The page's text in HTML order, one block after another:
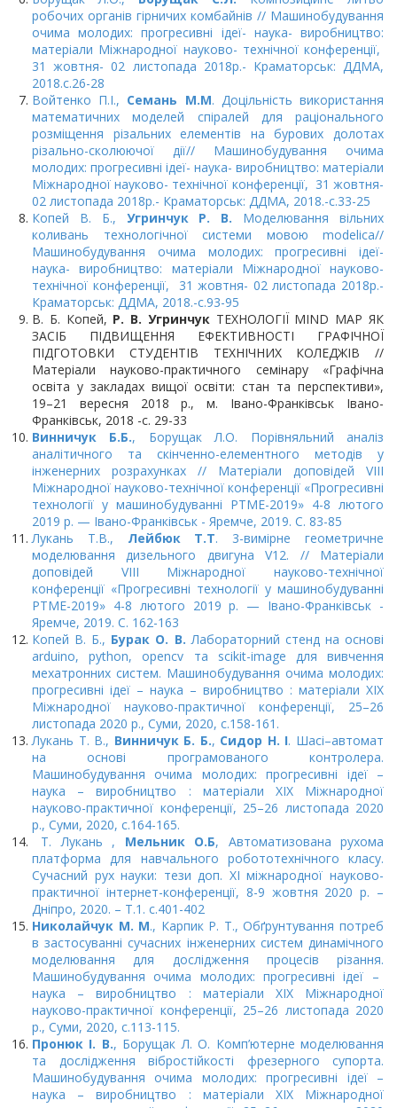
робочих органів гірничих комбайнів // Машинобудування
очима молодих: прогресивні ідеї- наука- виробництво:
матеріали Міжнародної науково- технічної конференції,
31 жовтня- 02 листопада 2018р.- Краматорськ: ДДМА,
2018.с.26-28
Войтенко П.І., Семань М.М. Доцільність використання
математичних моделей спіралей для раціонального
розміщення різальних елементів на бурових долотах
різально-сколюючої дії// Машинобудування очима
молодих: прогресивні ідеї- наука- виробництво: матеріали
Міжнародної науково- технічної конференції, 31 жовтня-
02 листопада 2018р.- Краматорськ: ДДМА, 2018.-с.33-25
Копей В. Б., Угринчук Р. В. Моделювання вільних
коливань технологічної системи мовою modelica//
Машинобудування очима молодих: прогресивні ідеї-
наука- виробництво: матеріали Міжнародної науково-
технічної конференції, 31 жовтня- 02 листопада 2018р.-
Краматорськ: ДДМА, 2018.-с.93-95
В. Б. Копей, Р. В. УгринчукТЕХНОЛОГІЇ MIND MAP ЯК
ЗАСІБ ПІДВИЩЕННЯ ЕФЕКТИВНОСТІ ГРАФІЧНОЇ
ПІДГОТОВКИ СТУДЕНТІВ ТЕХНІЧНИХ КОЛЕДЖІВ //
Матеріали науково-практичного семінару «Графічна
освіта у закладах вищої освіти: стан та перспективи»,
19–21 вересня 2018 р., м. Івано-Франківськ Івано-
Франківськ, 2018 -с. 29-33
Винничук Б.Б., Борущак Л.О. Порівняльний аналіз
аналітичного та скінченно-елементного методів у
інженерних розрахунках // Матеріали доповідей VIII
Міжнародної науково-технічної конференції «Прогресивні
технології у машинобудуванні PTME-2019» 4-8 лютого
2019 р. — Івано-Франківськ - Яремче, 2019. С. 83-85
Лукань Т.В., Лейбюк Т.Т. 3-вимірне геометричне
моделювання дизельного двигуна V12. // Матеріали
доповідей VIII Міжнародної науково-технічної
конференції «Прогресивні технології у машинобудуванні
PTME-2019» 4-8 лютого 2019 р. — Івано-Франківськ -
Яремче, 2019. С. 162-163
Копей В. Б., Бурак О. В.Лабораторний стенд на основі
arduino, python, opencv та scikit-image для вивчення
мехатронних систем. Машинобудування очима молодих:
прогресивні ідеї – наука – виробництво : матеріали XIX
Міжнародної науково-практичної конференції, 25–26
листопада 2020 р., Суми, 2020, с.158-161.
Лукань Т. В., Винничук Б. Б., Сидор Н. І. Шасі–автомат
на основі програмованого контролера.
Машинобудування очима молодих: прогресивні ідеї –
наука – виробництво : матеріали XIX Міжнародної
науково-практичної конференції, 25–26 листопада 2020
р., Суми, 2020, с.164-165.
Т. Лукань , Мельник О.Б, Автоматизована рухома
платформа для навчального робототехнічного класу.
Сучасний рух науки: тези доп. XI міжнародної науково-
практичної інтернет-конференції, 8-9 жовтня 2020 р. –
Дніпро, 2020. – Т.1. с.401-402
Николайчук М. М., Карпик Р. Т., Обґрунтування потреб
в застосуванні сучасних інженерних систем динамічного
моделювання для дослідження процесів різання.
Машинобудування очима молодих: прогресивні ідеї –
наука – виробництво : матеріали XIX Міжнародної
науково-практичної конференції, 25–26 листопада 2020
р., Суми, 2020, с.113-115.
Пронюк І. В., Борущак Л. О. Комп’ютерне моделювання
та дослідження вібростійкості фрезерного супорта.
Машинобудування очима молодих: прогресивні ідеї –
наука – виробництво : матеріали XIX Міжнародної